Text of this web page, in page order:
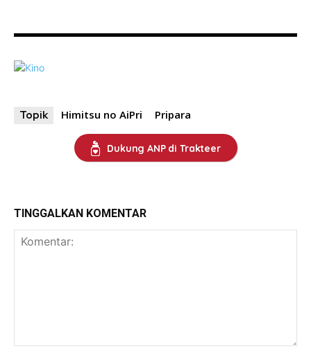
Topik Himitsu no AiPri Pripara
Dukung ANP di Trakteer
TINGGALKAN KOMENTAR